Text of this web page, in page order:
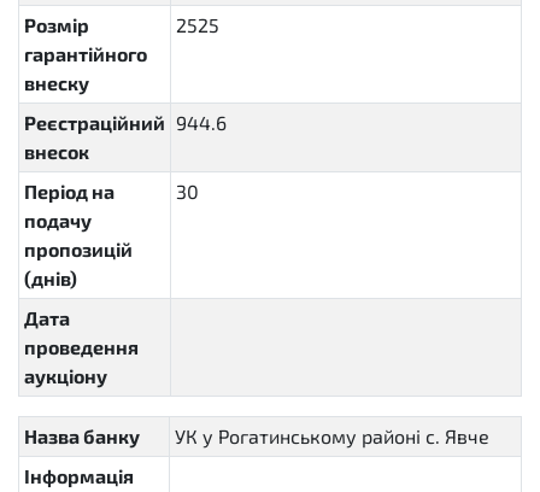
Розмір
гарантійного
внеску
2525
Реєстраційний
внесок
944.6
Період на
подачу
пропозицій
(днів)
30
Дата
проведення
аукціону
Назва банку
УК у Рогатинському районі с. Явче
Інформація